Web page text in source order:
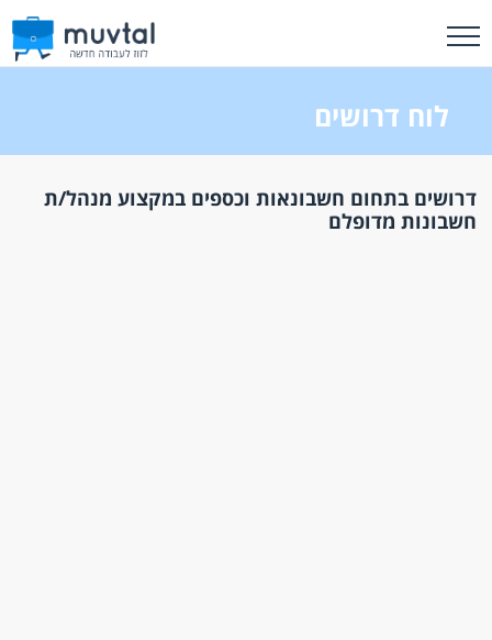
לוח דרושים
דרושים בתחום חשבונאות וכספים במקצוע מנהל/ת
חשבונות מדופלם